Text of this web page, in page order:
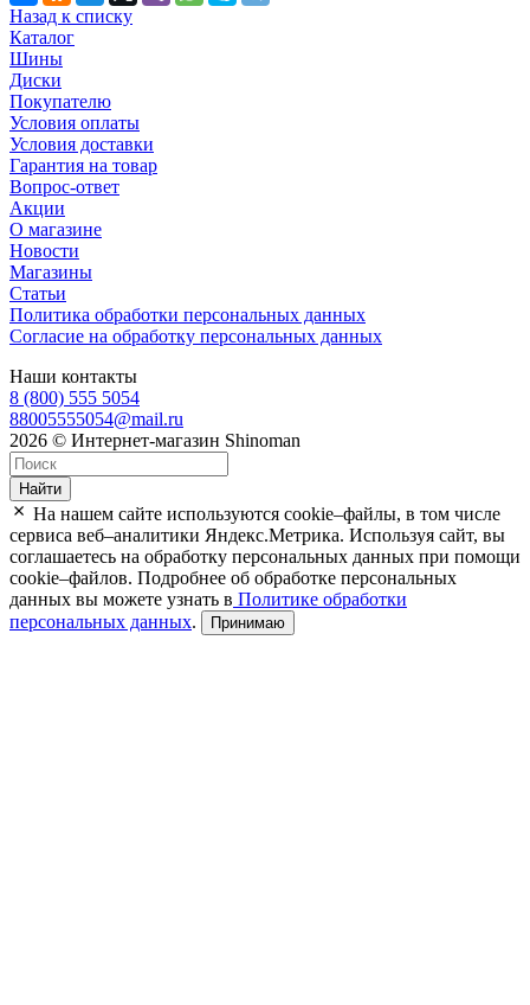
Назад к списку
Каталог
Шины
Диски
Покупателю
Условия оплаты
Условия доставки
Гарантия на товар
Вопрос-ответ
Акции
О магазине
Новости
Магазины
Статьи
Политика обработки персональных данных
Согласие на обработку персональных данных
Наши контакты
8 (800) 555 5054
88005555054@mail.ru
2026 © Интернет-магазин Shinoman
Найти
На нашем сайте используются cookie–файлы, в том числе
сервиса веб–аналитики Яндекс.Метрика. Используя сайт, вы
соглашаетесь на обработку персональных данных при помощи
cookie–файлов. Подробнее об обработке персональных
данных вы можете узнать в Политике обработки
персональных данных. Принимаю